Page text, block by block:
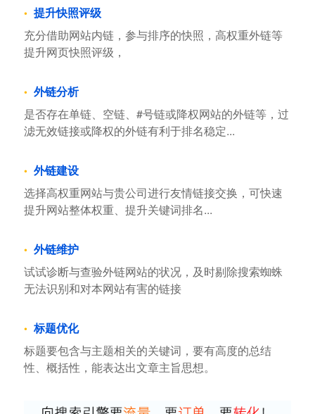
提升快照评级
充分借助网站内链，参与排序的快照，高权重外链等
提升网页快照评级，
外链分析
是否存在单链、空链、#号链或降权网站的外链等，过
滤无效链接或降权的外链有利于排名稳定...
外链建设
选择高权重网站与贵公司进行友情链接交换，可快速
提升网站整体权重、提升关键词排名...
外链维护
试试诊断与查验外链网站的状况，及时剔除搜索蜘蛛
无法识别和对本网站有害的链接
标题优化
标题要包含与主题相关的关键词，要有高度的总结
性、概括性，能表达出文章主旨思想。